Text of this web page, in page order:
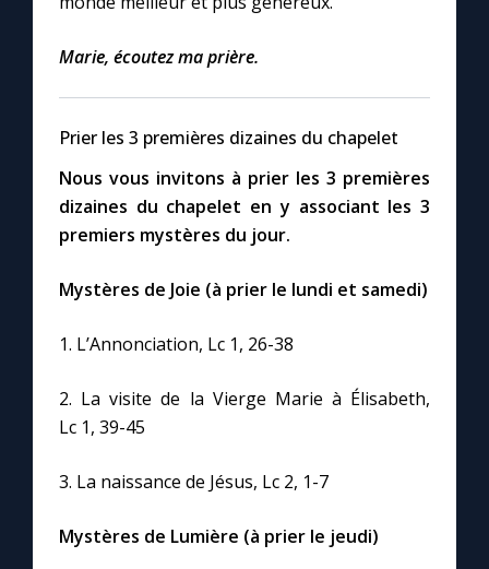
Marie, écoutez ma prière.
Prier les 3 premières dizaines du chapelet
Nous vous invitons à prier les 3 premières
dizaines du chapelet en y associant les 3
premiers mystères du jour.
Mystères de Joie (à prier le lundi et samedi)
1. L’Annonciation, Lc 1, 26-38
2. La visite de la Vierge Marie à Élisabeth,
Lc 1, 39-45
3. La naissance de Jésus, Lc 2, 1-7
Mystères de Lumière (à prier le jeudi)